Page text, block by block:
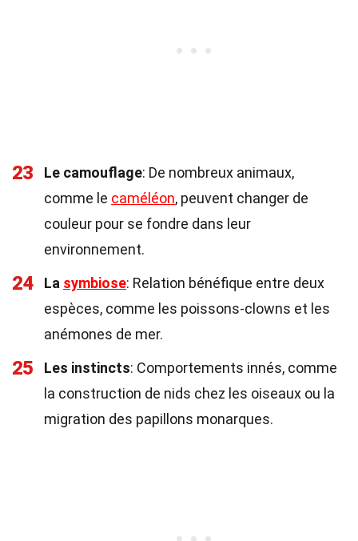
23 Le camouflage: De nombreux animaux,
comme le caméléon, peuvent changer de
couleur pour se fondre dans leur
environnement.
24 La symbiose: Relation bénéfique entre deux
espèces, comme les poissons-clowns et les
anémones de mer.
25 Les instincts: Comportements innés, comme
la construction de nids chez les oiseaux ou la
migration des papillons monarques.